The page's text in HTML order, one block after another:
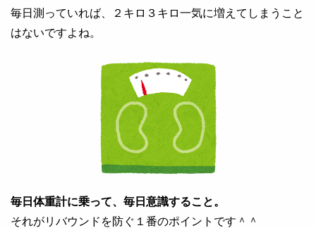
毎日測っていれば、２キロ３キロ一気に増えてしまうこと
はないですよね。
毎日体重計に乗って、毎日意識すること。
それがリバウンドを防ぐ１番のポイントです＾＾